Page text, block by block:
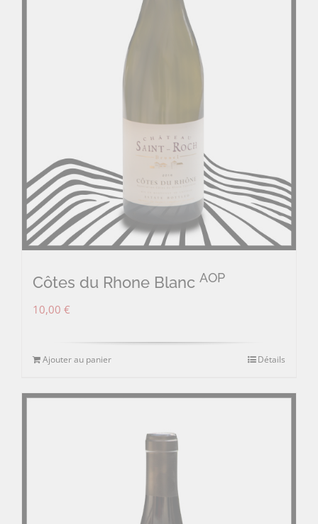
Côtes du Rhone Blanc AOP
10,00 €
Ajouter au panier Détails